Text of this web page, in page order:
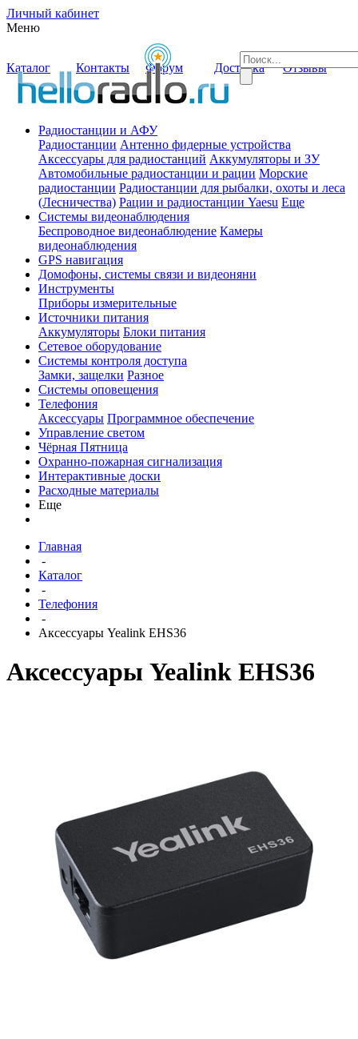
Личный кабинет
Меню
Каталог Контакты Форум Доставка Отзывы
Радиостанции и АФУ
Радиостанции Антенно фидерные устройства
Аксессуары для радиостанций Аккумуляторы и ЗУ
Автомобильные радиостанции и рации Морские
радиостанции Радиостанции для рыбалки, охоты и леса
(Лесничества) Рации и радиостанции Yaesu Еще
Системы видеонаблюдения
Беспроводное видеонаблюдение Камеры
видеонаблюдения
GPS навигация
Домофоны, системы связи и видеоняни
Инструменты
Приборы измерительные
Источники питания
Аккумуляторы Блоки питания
Сетевое оборудование
Системы контроля доступа
Замки, защелки Разное
Системы оповещения
Телефония
Аксессуары Программное обеспечение
Управление светом
Чёрная Пятница
Охранно-пожарная сигнализация
Интерактивные доски
Расходные материалы
Еще
Главная
-
Каталог
-
Телефония
-
Аксессуары Yealink EHS36
Аксессуары Yealink EHS36